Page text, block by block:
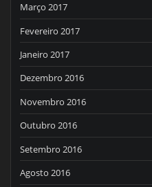
Março 2017
Fevereiro 2017
Janeiro 2017
Dezembro 2016
Novembro 2016
Outubro 2016
Setembro 2016
Agosto 2016